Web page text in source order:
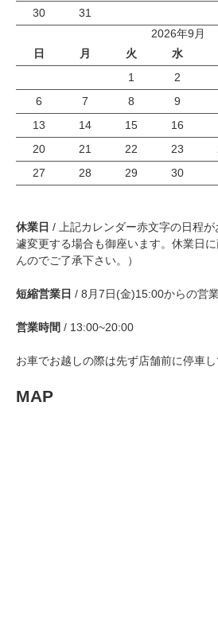
30
31
2026年9月
日
月 火 水
1
2
6
7 8 9
13
14 15 16
20
21 22 23
27
28 29 30
休業日 / 上記カレンダー赤文字の日程
遽変更する場合も御座います。休業日
んのでご了承下さい。）
短縮営業日 / 8月7日(金)15:00からの営
営業時間 / 13:00~20:00
お車でお越しの際は先ず店舗前に停車し
MAP